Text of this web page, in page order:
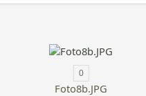
0
Foto8b.JPG